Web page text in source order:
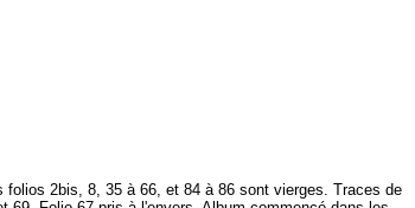
2bis, 8, 35 à 66, et 84 à 86 sont vierges. Traces de